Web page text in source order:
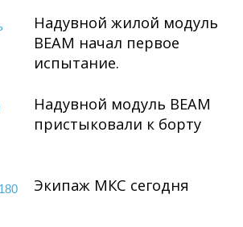
Надувной жилой модуль
BEAM начал первое
испытание.
Надувной модуль BEAM
пристыковали к борту
Экипаж МКС сегодня